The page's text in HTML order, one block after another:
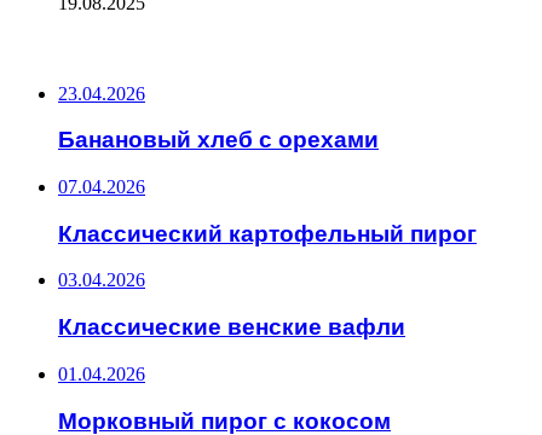
23.04.2026
Банановый хлеб с орехами
07.04.2026
Классический картофельный пирог
03.04.2026
Классические венские вафли
01.04.2026
Морковный пирог с кокосом